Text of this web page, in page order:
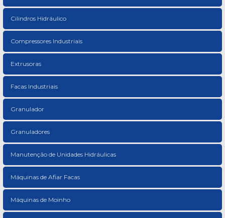
Cilindros Hidráulico
Compressores Industriais
Extrusoras
Facas Industriais
Granulador
Granuladores
Manutenção de Unidades Hidráulicas
Máquinas de Afiar Facas
Máquinas de Moinho